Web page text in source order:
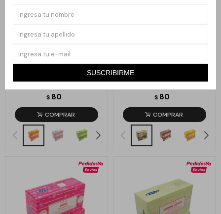
SUSCRIBIRME
LlegaMAÑANA
INCIENSOS SATYA BANGALORE -
$ 80
LlegaMAÑANA
INCIENSOS SATYA BANGALORE -
$ 80